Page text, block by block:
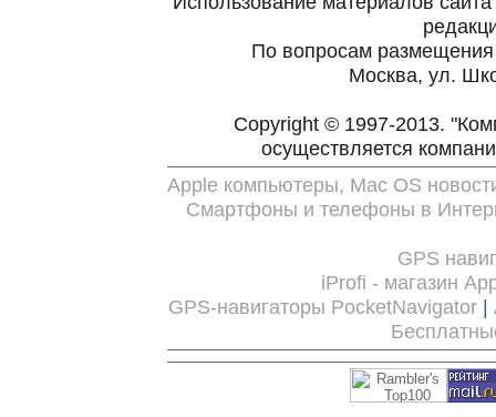
По вопросам
Москва, ул.
Copyright © 1997-2013.
осуществляется
Apple компьютеры, Mac OS
Смартфоны и телефоны в
GPS
iProfi - магазин
GPS-навигаторы PocketNavigator |